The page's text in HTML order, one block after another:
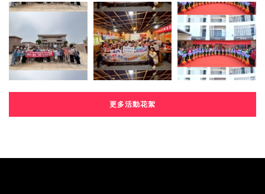
更多活動花絮